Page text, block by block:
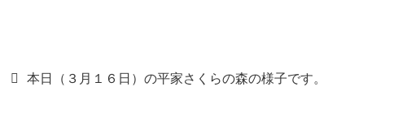
本日（３月１６日）の平家さくらの森の様子です。